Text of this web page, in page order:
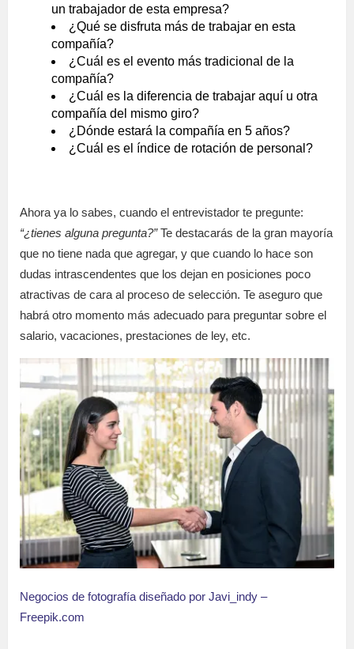
un trabajador de esta empresa?
¿Qué se disfruta más de trabajar en esta
compañía?
¿Cuál es el evento más tradicional de la
compañía?
¿Cuál es la diferencia de trabajar aquí u otra
compañía del mismo giro?
¿Dónde estará la compañía en 5 años?
¿Cuál es el índice de rotación de personal?
Ahora ya lo sabes, cuando el entrevistador te pregunte:
“¿tienes alguna pregunta?”Te destacarás de la gran mayoría
que no tiene nada que agregar, y que cuando lo hace son
dudas intrascendentes que los dejan en posiciones poco
atractivas de cara al proceso de selección. Te aseguro que
habrá otro momento más adecuado para preguntar sobre el
salario, vacaciones, prestaciones de ley, etc.
Negocios de fotografía diseñado por Javi_indy –
Freepik.com